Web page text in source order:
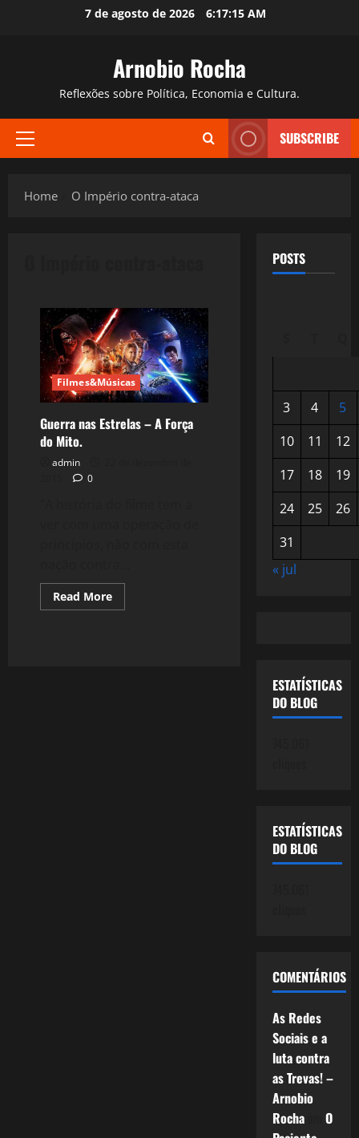
7 de agosto de 2026 6:17:16 AM
Arnobio Rocha
Reflexões sobre Política, Economia e Cultura.
Primary
SUBSCRIBE
Home O Império contra-ataca
Filmes&Músicas
Guerra nas Estrelas – A Força
do Mito.
admin
0
Read MoreRead
more
POSTS
3 4
5
10
11
12
17
18
19
24
25
26
31
« jul
ESTATÍSTICAS
DO BLOG
ESTATÍSTICAS
DO BLOG
COMENTÁRIOS
As Redes
Sociais e a
luta contra
as Trevas! –
Arnobio
Rochaem O